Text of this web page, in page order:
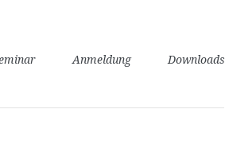
Anmeldung Downloads